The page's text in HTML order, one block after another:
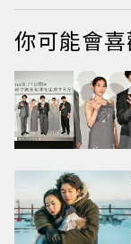
你可能會喜